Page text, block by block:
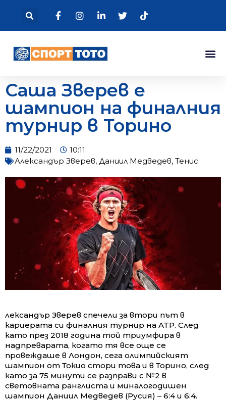
Саша Зверев е
шампион на финалния
турнир в Торино
11/22/2021
10:11
Александър Зверев, Даниил Медведев, Тенис
лександър Зверев спечели за втори път в
кариерата си финалния турнир на ATP. След
като през 2018 година той триумфира в
надпреварата, когато тя все още се
провеждаше в Лондон, сега олимпийският
шампион от Токио стори това и в Торино, след
като за 75 минути се разправи с №2 в
световната ранглиста и миналогодишен
шампион Даниил Медведев (Русия) – 6:4 и 6:4.